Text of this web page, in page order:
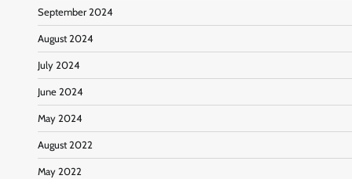
September 2024
August 2024
July 2024
June 2024
May 2024
August 2022
May 2022